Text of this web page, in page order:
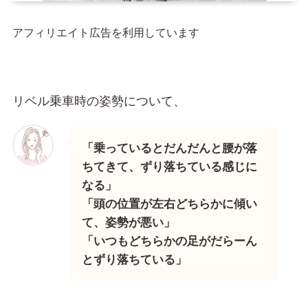
アフィリエイト広告を利用しています
リベル乗車時の姿勢について、
「乗っているとだんだんと腰が落
ちてきて、ずり落ちている感じに
なる」
「頭の位置が左右どちらかに傾い
て、姿勢が悪い」
「いつもどちらかの足がだらーん
とずり落ちている」